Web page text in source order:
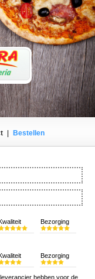
Bestellen
Bezorging
Bezorging
hebben voor de